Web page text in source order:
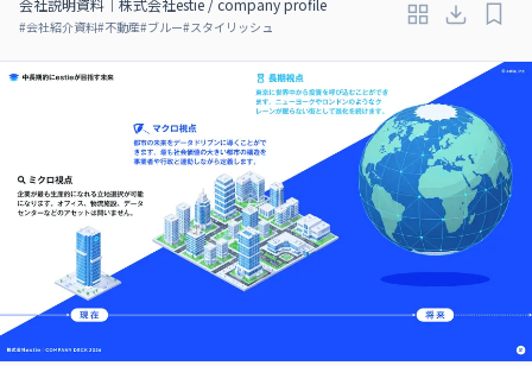
#会社紹介資料#不動産#ブルー#スタイリッシュ